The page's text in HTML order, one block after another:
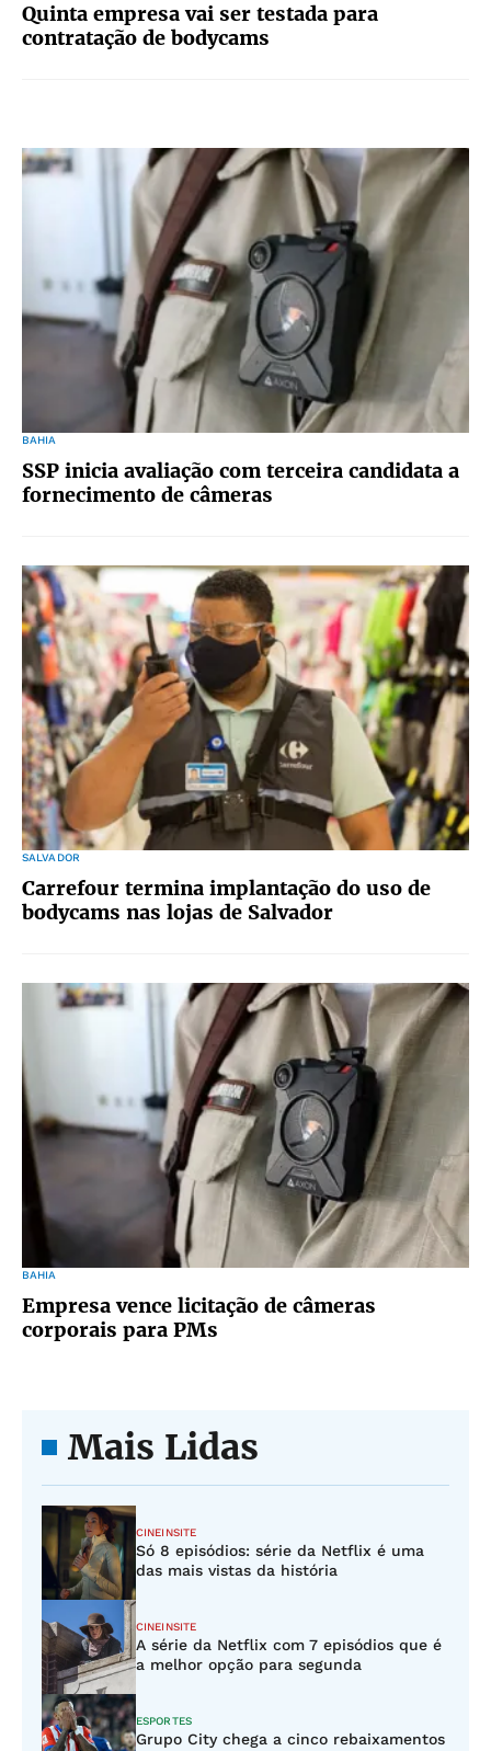
Quinta empresa vai ser testada para
contratação de bodycams
BAHIA
SSP inicia avaliação com terceira candidata a
fornecimento de câmeras
SALVADOR
Carrefour termina implantação do uso de
bodycams nas lojas de Salvador
BAHIA
Empresa vence licitação de câmeras
corporais para PMs
Mais Lidas
CINEINSITE
Só 8 episódios: série da Netflix é uma
das mais vistas da história
CINEINSITE
A série da Netflix com 7 episódios que é
a melhor opção para segunda
ESPORTES
Grupo City chega a cinco rebaixamentos